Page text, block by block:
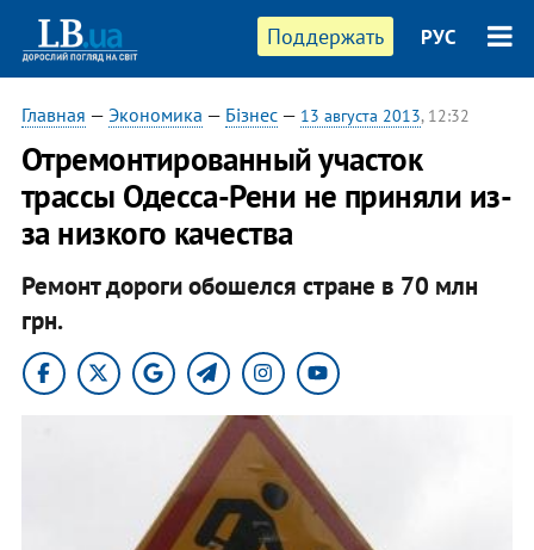
Поддержать РУС
Главная — Экономика — Бізнес— 13 августа 2013, 12:32
Отремонтированный участок
трассы Одесса-Рени не приняли из-
за низкого качества
Ремонт дороги обошелся стране в 70 млн
грн.